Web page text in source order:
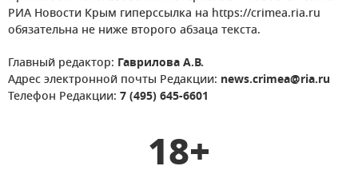
РИА Новости Крым гиперссылка на https://crimea.ria.ru
обязательна не ниже второго абзаца текста.
Главный редактор: Гаврилова А.В.
Адрес электронной почты Редакции: news.crimea@ria.ru
Телефон Редакции: 7 (495) 645-6601
18+